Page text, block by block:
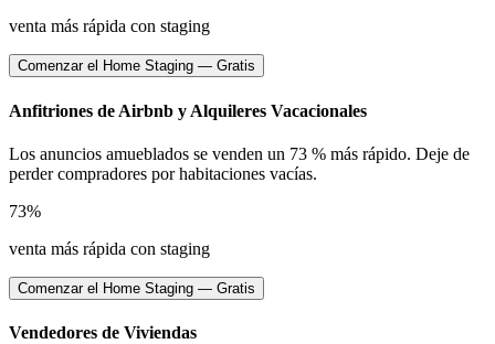
venta más rápida con staging
Comenzar el Home Staging — Gratis
Anfitriones de Airbnb y Alquileres Vacacionales
Los anuncios amueblados se venden un 73 % más rápido. Deje de
perder compradores por habitaciones vacías.
73%
venta más rápida con staging
Comenzar el Home Staging — Gratis
Vendedores de Viviendas